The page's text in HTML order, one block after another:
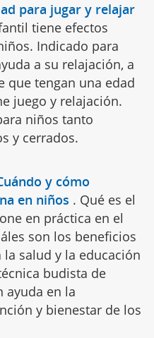
para jugar y relajar
tiene efectos
Indicado para
a su relajación, a
que tengan una edad
juego y relajación.
niños tanto
y cerrados.
y cómo
en niños . Qué es el
en práctica en el
son los beneficios
salud y la educación
budista de
ayuda en la
y bienestar de los